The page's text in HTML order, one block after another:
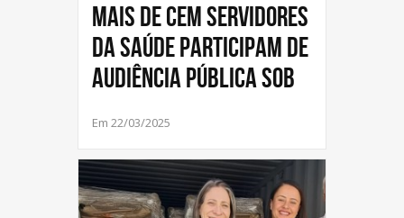
Mais de cem servidores
da saúde participam de
Audiência Pública sob
Em 22/03/2025